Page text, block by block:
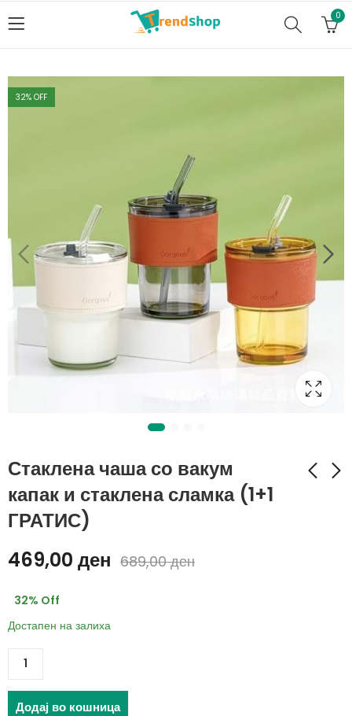
0
32% OFF
Стаклена чаша со вакум
капак и стаклена сламка (1+1
ГРАТИС)
469,00 ден 689,00ден
32% Off
Достапен на залиха
Додај во кошница